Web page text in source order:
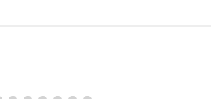
el 26 de febrero de 2026 y